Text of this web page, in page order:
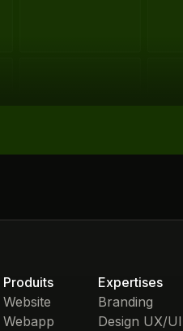
Produits
Website
Webapp
Expertises
Branding
Design UX/UI